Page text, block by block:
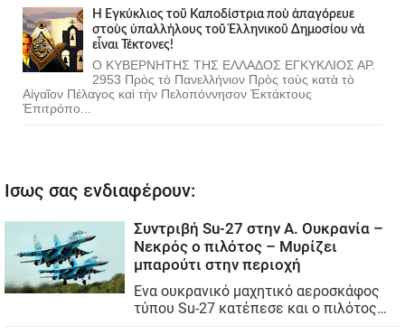
Ἡ Ἐγκύκλιος τοῦ Καποδίστρια ποὺ ἀπαγόρευε
στοὺς ὑπαλλήλους τοῦ Ἑλληνικοῦ Δημοσίου νὰ
εἶναι Τέκτονες!
Ο ΚΥΒΕΡΝΗΤΗΣ ΤΗΣ ΕΛΛΑΔΟΣ ΕΓΚΥΚΛΙΟΣ ΑΡ.
2953 Πρὸς τὸ Πανελλήνιον Πρὸς τοὺς κατὰ τὸ
Αἰγαῖον Πέλαγος καὶ τὴν Πελοπόννησον Ἐκτάκτους
Ἐπιτρόπο...